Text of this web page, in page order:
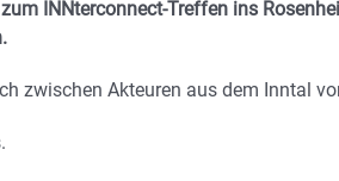
INNterconnect-Treffen ins
zwischen Akteuren aus dem Inntal